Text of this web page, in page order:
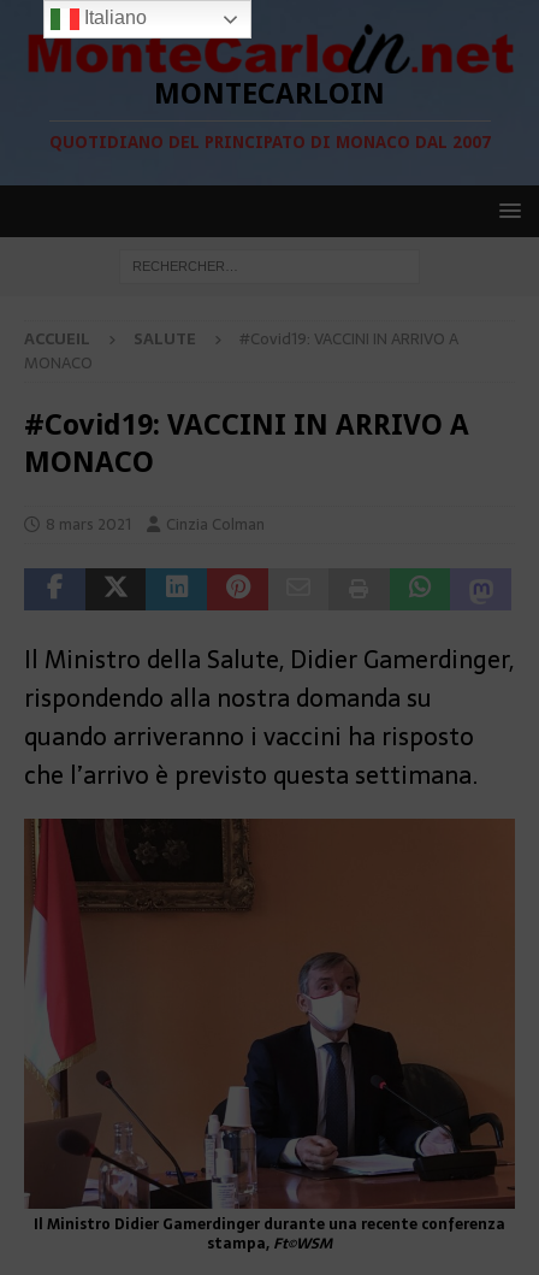
MONTECARLOIN
QUOTIDIANO DEL PRINCIPATO DI MONACO DAL 2007
ACCUEIL SALUTE
#Covid19: VACCINI IN ARRIVO A
MONACO
#Covid19: VACCINI IN ARRIVO A
MONACO
8 mars 2021 Cinzia Colman
Il Ministro della Salute, Didier Gamerdinger,
rispondendo alla nostra domanda su
quando arriveranno i vaccini ha risposto
che l’arrivo è previsto questa settimana.
Il Ministro Didier Gamerdinger durante una recente conferenza
stampa, Ft©WSM
Italiano